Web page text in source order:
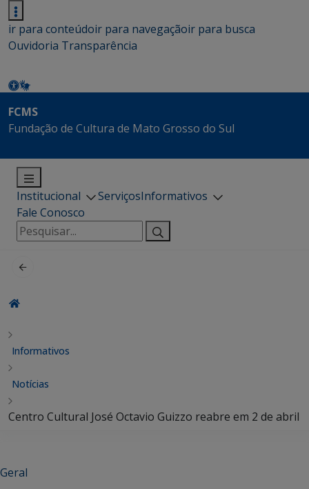
ir para conteúdoir para navegaçãoir para busca
Ouvidoria Transparência
FCMS
Fundação de Cultura de Mato Grosso do Sul
Institucional ServiçosInformativos
Fale Conosco
Pesquisar
por:
Informativos
Notícias
Centro Cultural José Octavio Guizzo reabre em 2 de abril
Geral